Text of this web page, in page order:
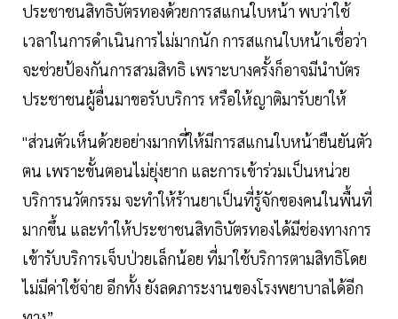
ประชาชนสิทธิบัตรทองด้วยการสแกนใบหน้า พบว่าใช้
เวลาในการดำเนินการไม่มากนัก การสแกนใบหน้าเชื่อว่า
จะช่วยป้องกันการสวมสิทธิ เพราะบางครั้งก็อาจมีนำบัตร
ประชาชนผู้อื่นมาขอรับบริการ หรือให้ญาติมารับยาให้
"ส่วนตัวเห็นด้วยอย่างมากที่ให้มีการสแกนใบหน้ายืนยันตัว
ตน เพราะขั้นตอนไม่ยุ่งยาก และการเข้าร่วมเป็นหน่วย
บริการนวัตกรรม จะทำให้ร้านยาเป็นที่รู้จักของคนในพื้นที่
มากขึ้น และทำให้ประชาชนสิทธิบัตรทองได้มีช่องทางการ
เข้ารับบริการเจ็บป่วยเล็กน้อย ที่มาใช้บริการตามสิทธิโดย
ไม่มีค่าใช้จ่าย อีกทั้ง ยังลดภาระงานของโรงพยาบาลได้อีก